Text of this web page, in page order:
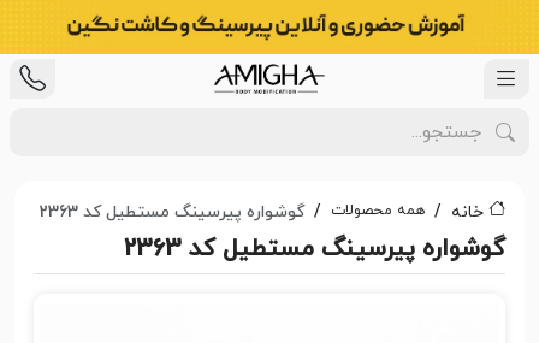
خانه همه محصولات گوشواره پیرسینگ مستطیل کد 2363
گوشواره پیرسینگ مستطیل کد 2363